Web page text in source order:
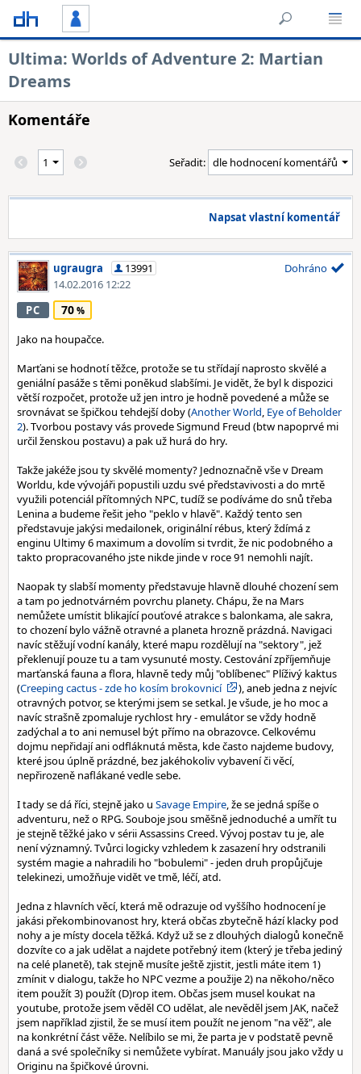
Ultima: Worlds of Adventure 2: Martian
Dreams
Komentáře
Seřadit:
Napsat vlastní komentář
ugraugra
13991
14.02.2016 12:22
Dohráno
PC 70
Jako na houpačce.
Marťani se hodnotí těžce, protože se tu střídají naprosto skvělé a
geniální pasáže s těmi poněkud slabšími. Je vidět, že byl k dispozici
větší rozpočet, protože už jen intro je hodně povedené a může se
srovnávat se špičkou tehdejší doby (Another World, Eye of Beholder
2). Tvorbou postavy vás provede Sigmund Freud (btw napoprvé mi
určil ženskou postavu) a pak už hurá do hry.
Takže jakéže jsou ty skvělé momenty? Jednoznačně vše v Dream
Worldu, kde vývojáři popustili uzdu své představivosti a do mrtě
využili potenciál přítomných NPC, tudíž se podíváme do snů třeba
Lenina a budeme řešit jeho "peklo v hlavě". Každý tento sen
představuje jakýsi medailonek, originální rébus, který ždímá z
enginu Ultimy 6 maximum a dovolím si tvrdit, že nic podobného a
takto propracovaného jste nikde jinde v roce 91 nemohli najít.
Naopak ty slabší momenty představuje hlavně dlouhé chození sem
a tam po jednotvárném povrchu planety. Chápu, že na Mars
nemůžete umístit blikající pouťové atrakce s balonkama, ale sakra,
to chození bylo vážně otravné a planeta hrozně prázdná. Navigaci
navíc stěžují vodní kanály, které mapu rozdělují na "sektory", jež
překlenují pouze tu a tam vysunuté mosty. Cestování zpříjemňuje
marťanská fauna a flora, hlavně tedy můj "oblíbenec" Plíživý kaktus
(Creeping cactus - zde ho kosím brokovnicí
), aneb jedna z nejvíc
otravných potvor, se kterými jsem se setkal. Je všude, je ho moc a
navíc strašně zpomaluje rychlost hry - emulátor se vždy hodně
zadýchal a to ani nemusel být přímo na obrazovce. Celkovému
dojmu nepřidají ani odfláknutá města, kde často najdeme budovy,
které jsou úplně prázdné, bez jakéhokoliv vybavení či věcí,
nepřirozeně naflákané vedle sebe.
I tady se dá říci, stejně jako u Savage Empire, že se jedná spíše o
adventuru, než o RPG. Souboje jsou směšně jednoduché a umřít tu
je stejně těžké jako v sérii Assassins Creed. Vývoj postav tu je, ale
není významný. Tvůrci logicky vzhledem k zasazení hry odstranili
systém magie a nahradili ho "bobulemi" - jeden druh propůjčuje
telekinezi, umožňuje vidět ve tmě, léčí, atd.
Jedna z hlavních věcí, která mě odrazuje od vyššího hodnocení je
jakási překombinovanost hry, která občas zbytečně hází klacky pod
nohy a je místy docela těžká. Když už se z dlouhých dialogů konečně
dozvíte co a jak udělat a najdete potřebný item (který je třeba jediný
na celé planetě), tak stejně musíte ještě zjistit, jestli máte item 1)
zmínit v dialogu, takže ho NPC vezme a použije 2) na někoho/něco
item použít 3) použít (D)rop item. Občas jsem musel koukat na
youtube, protože jsem věděl CO udělat, ale nevěděl jsem JAK, načež
jsem například zjistil, že se musí item použít ne jenom "na věž", ale
na konkrétní část věže. Nelíbilo se mi, že parta je v podstatě pevně
daná a své společníky si nemůžete vybírat. Manuály jsou jako vždy u
Originu na špičkové úrovni.